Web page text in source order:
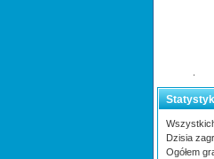
Dzisia
Ogółem